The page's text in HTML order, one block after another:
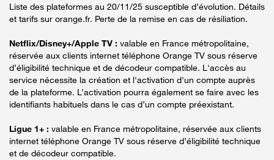
Liste des plateformes au 20/11/25 susceptible d’évolution. Détails
et tarifs sur orange.fr. Perte de la remise en cas de résiliation.
Netflix/Disney+/Apple TV : valable en France métropolitaine,
réservée aux clients internet téléphone Orange TV sous réserve
d’éligibilité technique et de décodeur compatible. L'accès au
service nécessite la création et l'activation d'un compte auprès
de la plateforme. L’activation pourra également se faire avec les
identifiants habituels dans le cas d’un compte préexistant.
Ligue 1+ : valable en France métropolitaine, réservée aux clients
internet téléphone Orange TV sous réserve d’éligibilité technique
et de décodeur compatible.